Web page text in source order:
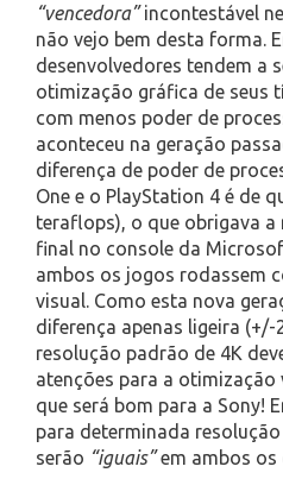
“vencedora”incontestável
não vejo bem desta forma.
desenvolvedores tendem a
otimização gráfica de seus
com menos poder de
aconteceu na geração
diferença de poder de
One e o PlayStation 4 é de
teraflops), o que obrigava a
final no console da
ambos os jogos rodassem
visual. Como esta nova
diferença apenas ligeira (+/-
resolução padrão de 4K
atenções para a otimização
que será bom para a Sony!
para determinada
serão “iguais”em ambos os